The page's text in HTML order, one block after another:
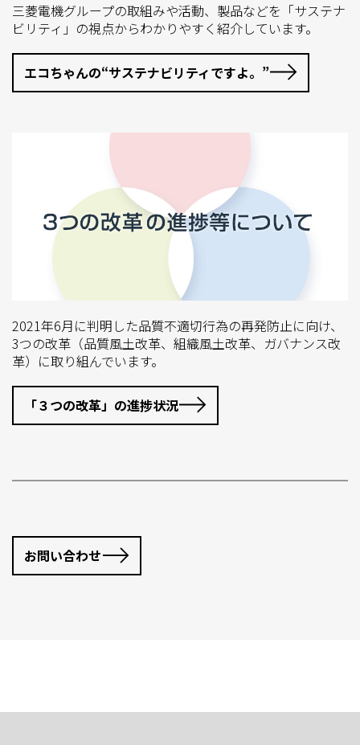
三菱電機グループの取組みや活動、製品などを「サステナ
ビリティ」の視点からわかりやすく紹介しています。
エコちゃんの“サステナビリティですよ。”
2021年6月に判明した品質不適切行為の再発防止に向け、
3つの改革（品質風土改革、組織風土改革、ガバナンス改
革）に取り組んでいます。
「３つの改革」の進捗状況
お問い合わせ